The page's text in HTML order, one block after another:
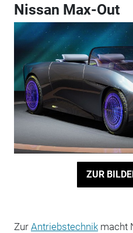
Nissan Max-Out
ZUR
Zur Antriebstechnikmacht